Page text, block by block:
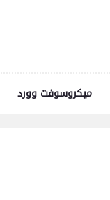
ميكروسوفت وورد